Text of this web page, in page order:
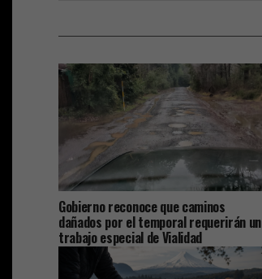
Gobierno reconoce que caminos
dañados por el temporal requerirán un
trabajo especial de Vialidad